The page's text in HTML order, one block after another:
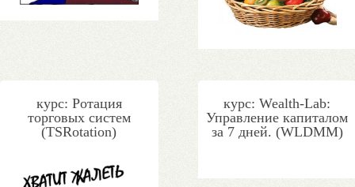
курс: Ротация
торговых систем
(TSRotation)
курс: Wealth-Lab:
Управление капиталом
за 7 дней. (WLDMM)